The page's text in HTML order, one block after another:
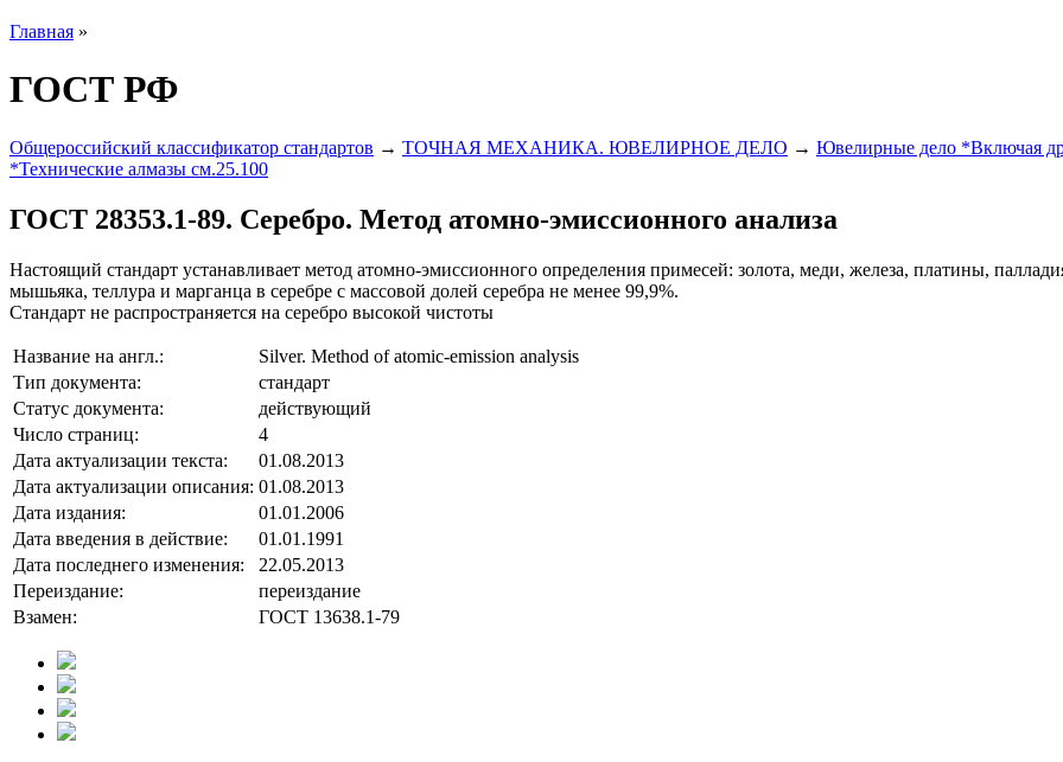
Главная »
ГОСТ РФ
Общероссийский классификатор стандартов → ТОЧНАЯ МЕХАНИКА. ЮВЕЛИРНОЕ ДЕЛО → Ювелирные дело *Включая
*Технические алмазы см.25.100
ГОСТ 28353.1-89. Серебро. Метод атомно-эмиссионного анализа
Настоящий стандарт устанавливает метод атомно-эмиссионного определения примесей: золота, меди, железа, платины,
мышьяка, теллура и марганца в серебре с массовой долей серебра не менее 99,9%.
Стандарт не распространяется на серебро высокой чистоты
Название на англ.:
Silver. Method of atomic-emission analysis
Тип документа:
стандарт
Статус документа:
действующий
Число страниц:
4
Дата актуализации текста:
01.08.2013
Дата актуализации описания: 01.08.2013
Дата издания:
01.01.2006
Дата введения в действие:
01.01.1991
Дата последнего изменения:
22.05.2013
Переиздание:
переиздание
Взамен:
ГОСТ 13638.1-79